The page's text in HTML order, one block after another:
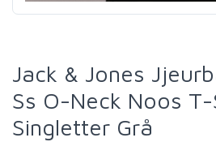
Jack & Jones
Ss O-Neck Noos
Singletter Grå